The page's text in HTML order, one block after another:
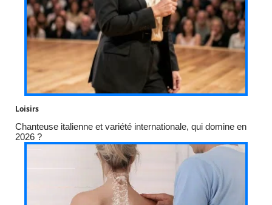
Loisirs
Chanteuse italienne et variété internationale, qui domine en
2026 ?